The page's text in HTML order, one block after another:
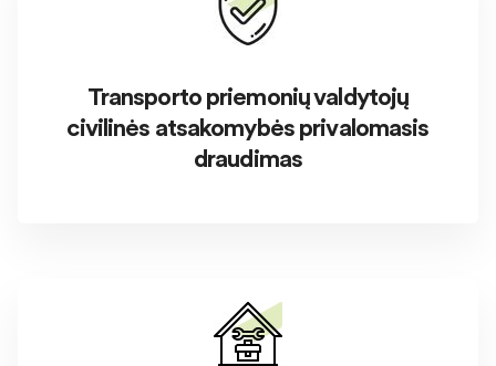
Transporto priemonių valdytojų
civilinės atsakomybės privalomasis
draudimas